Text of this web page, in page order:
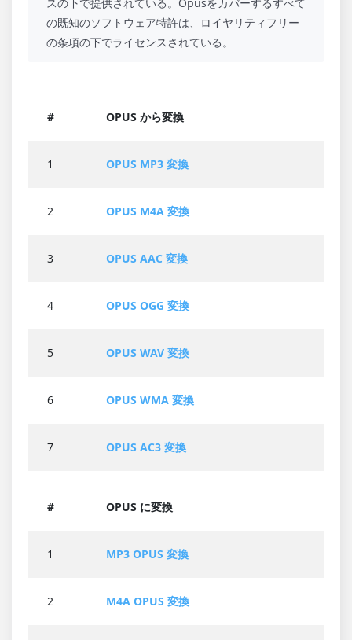
の既知のソフトウェア特許は、ロイヤリティフリー
の条項の下でライセンスされている。
# OPUS から変換
1 OPUS MP3 変換
2 OPUS M4A 変換
3 OPUS AAC 変換
4 OPUS OGG 変換
5 OPUS WAV 変換
6 OPUS WMA 変換
7 OPUS AC3 変換
# OPUS に変換
1 MP3 OPUS 変換
2 M4A OPUS 変換